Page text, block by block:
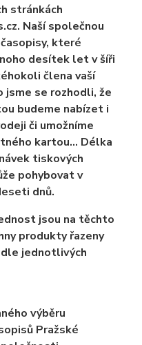
stránkách
Naší společnou
které
desítek let v šíři
člena vaší
jsme se rozhodli, že
budeme nabízet i
či umožníme
kartou... Délka
tiskových
pohybovat v
dnů.
jsou na těchto
produkty řazeny
jednotlivých
výběru
Pražské